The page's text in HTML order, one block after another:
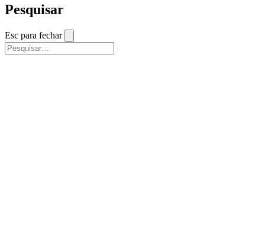
Pesquisar
Esc para fechar